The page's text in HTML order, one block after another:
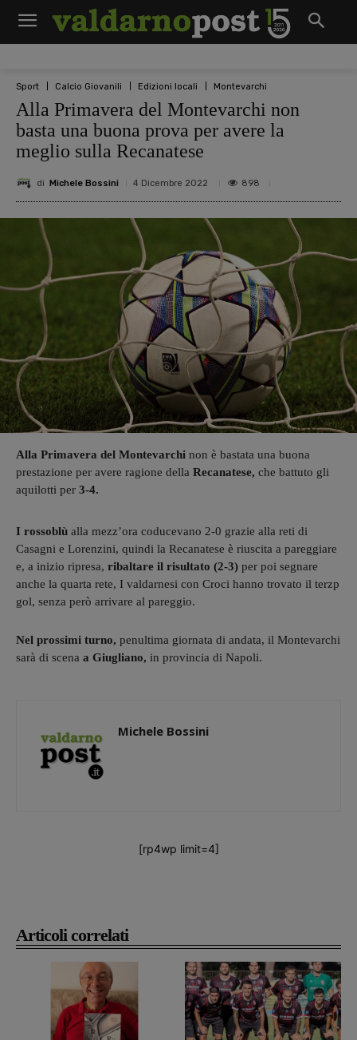
Sport Calcio Giovanili Edizioni locali Montevarchi
Alla Primavera del Montevarchi non
basta una buona prova per avere la
meglio sulla Recanatese
di Michele Bossini 4 Dicembre 2022 898
Articoli correlati
Alla Primavera del Montevarchi non è bastata una buona
prestazione per avere ragione della Recanatese, che battuto gli
aquilotti per 3-4.
I rossoblù alla mezz’ora coducevano 2-0 grazie alla reti di
Casagni e Lorenzini, quindi la Recanatese è riuscita a pareggiare
e, a inizio ripresa, ribaltare il risultato (2-3) per poi segnare
anche la quarta rete, I valdarnesi con Croci hanno trovato il terzp
gol, senza però arrivare al pareggio.
Nel prossimi turno, penultima giornata di andata, il Montevarchi
sarà di scena a Giugliano, in provincia di Napoli.
Michele Bossini
[rp4wp limit=4]